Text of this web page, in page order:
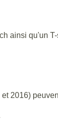
ainsi qu'un
2016)